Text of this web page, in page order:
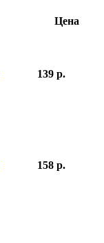
Цена
139 р.
158 р.